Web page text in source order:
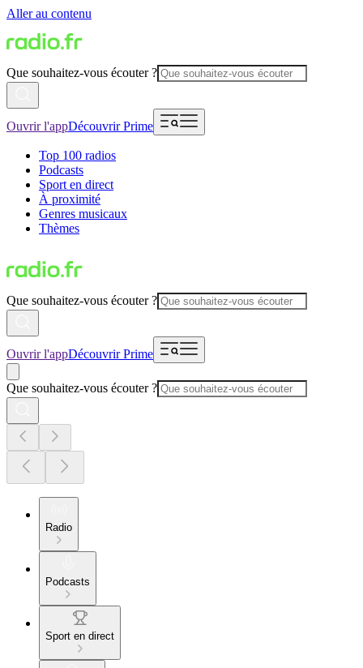
Aller au contenu
Que souhaitez-vous écouter ?
Ouvrir l'appDécouvrir Prime
Top 100 radios
Podcasts
Sport en direct
À proximité
Genres musicaux
Thèmes
Que souhaitez-vous écouter ?
Ouvrir l'appDécouvrir Prime
Que souhaitez-vous écouter ?
Radio
Podcasts
Sport en direct